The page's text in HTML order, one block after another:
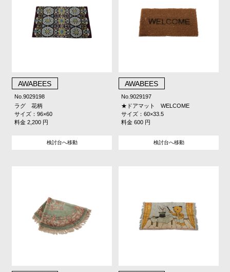
AWABEES
No.9029198
ラグ 花柄
サイズ：96×60
料金 2,200 円
検討台へ移動
AWABEES
No.9029197
★ドアマット WELCOME
サイズ：60×33.5
料金 600 円
検討台へ移動